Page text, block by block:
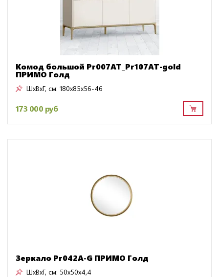
Комод большой Pr007AT_Pr107AT-gold
ПРИМО Голд
ШxВxГ, см: 180x85x56-46
173 000 руб
Зеркало Pr042A-G ПРИМО Голд
ШxВxГ, см: 50x50x4,4